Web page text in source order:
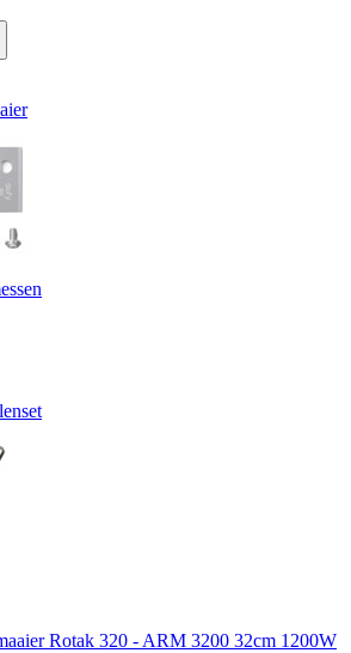
Rotak 320 - ARM 3200 32cm 1200W